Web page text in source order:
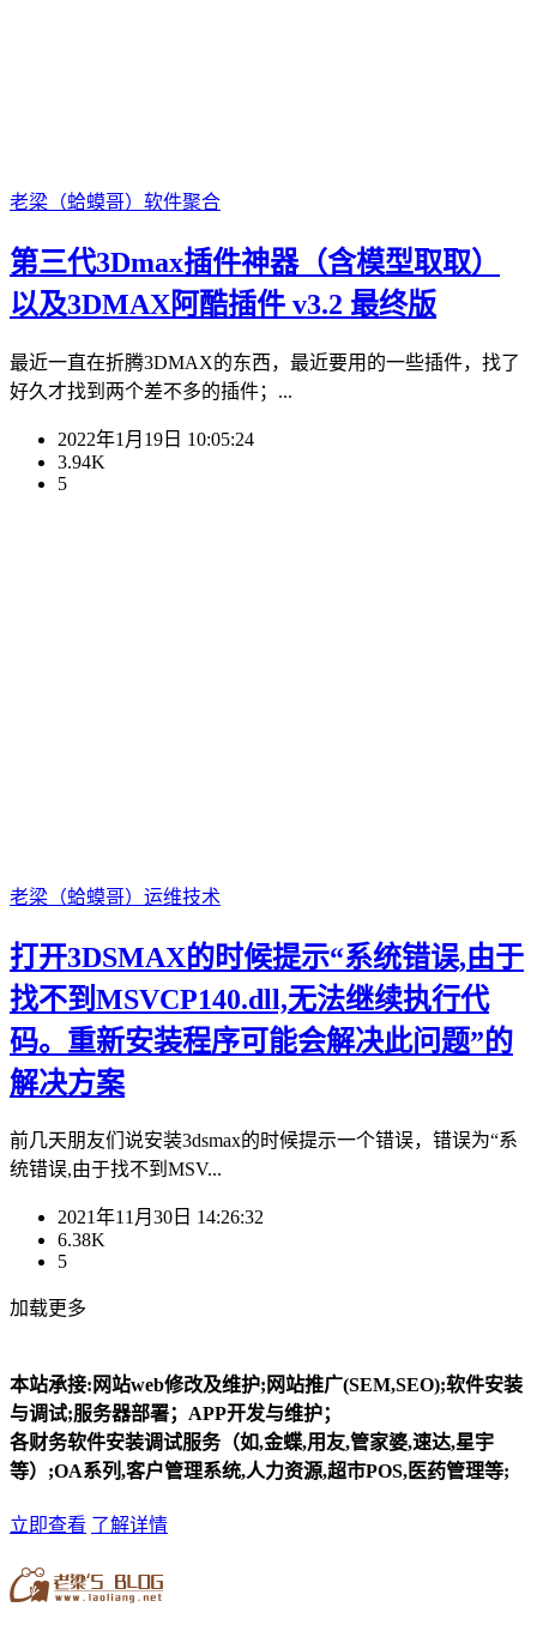
老梁（蛤蟆哥） 软件聚合
第三代3Dmax插件神器（含模型取取）
以及3DMAX阿酷插件 v3.2 最终版
最近一直在折腾3DMAX的东西，最近要用的一些插件，找了
好久才找到两个差不多的插件；...
2022年1月19日 10:05:24
3.94K
5
老梁（蛤蟆哥） 运维技术
打开3DSMAX的时候提示“系统错误,由于
找不到MSVCP140.dll,无法继续执行代
码。重新安装程序可能会解决此问题”的
解决方案
前几天朋友们说安装3dsmax的时候提示一个错误，错误为“系
统错误,由于找不到MSV...
2021年11月30日 14:26:32
6.38K
5
加载更多
本站承接:网站web修改及维护;网站推广(SEM,SEO);软件安装
与调试;服务器部署；APP开发与维护；
各财务软件安装调试服务（如,金蝶,用友,管家婆,速达,星宇
等）;OA系列,客户管理系统,人力资源,超市POS,医药管理等;
立即查看 了解详情